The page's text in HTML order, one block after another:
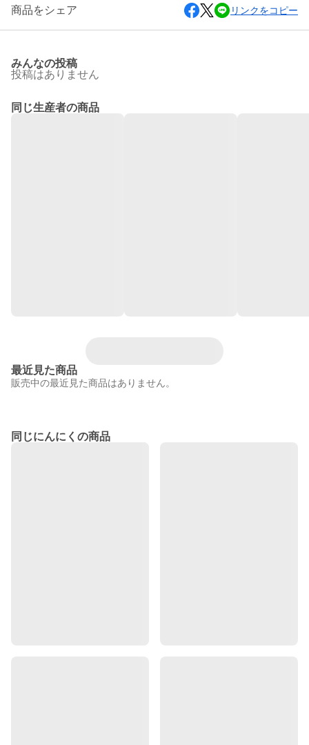
商品をシェア リンクをコピー
みんなの投稿
投稿はありません
同じ生産者の商品
最近見た商品
販売中の最近見た商品はありません。
同じにんにくの商品